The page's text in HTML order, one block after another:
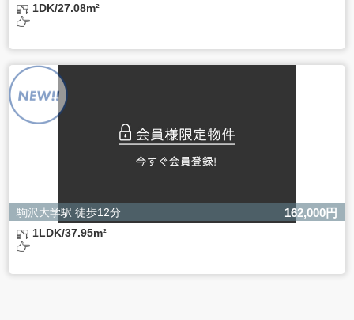
1DK/27.08m²
駒沢大学駅 徒歩12分 162,000円
1LDK/37.95m²